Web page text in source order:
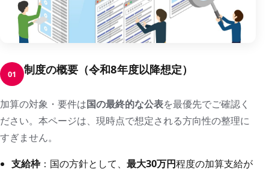
01 制度の概要（令和8年度以降想定）
加算の対象・要件は国の最終的な公表を最優先でご確認く
ださい。本ページは、現時点で想定される方向性の整理に
すぎません。
支給枠：国の方針として、最大30万円程度の加算支給が